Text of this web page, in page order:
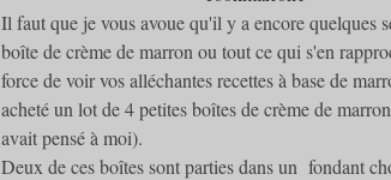
Il faut que je vous avoue qu'il y a encore quelques
boîte de crème de marron ou tout ce qui s'en
force de voir vos alléchantes recettes à base de
acheté un lot de 4 petites boîtes de crème de
avait pensé à moi).
Deux de ces boîtes sont parties dans un fondant